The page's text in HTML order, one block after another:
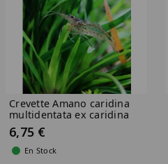
Crevette Amano caridina
multidentata ex caridina
japonica XL
6,75 €
En Stock